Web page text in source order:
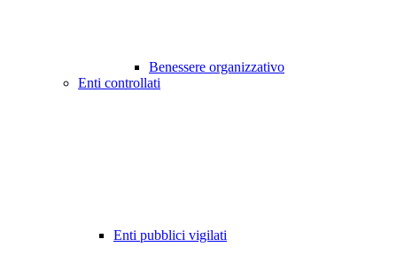
Benessere organizzativo
Enti controllati
Enti pubblici vigilati